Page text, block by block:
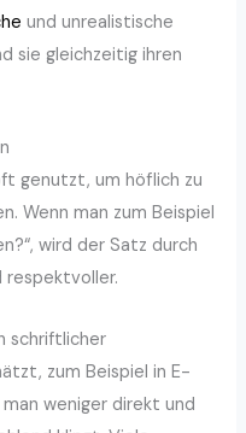
und unrealistische
sie gleichzeitig ihren
genutzt, um höflich zu
Wenn man zum Beispiel
wird der Satz durch
respektvoller.
schriftlicher
zum Beispiel in E-
weniger direkt und